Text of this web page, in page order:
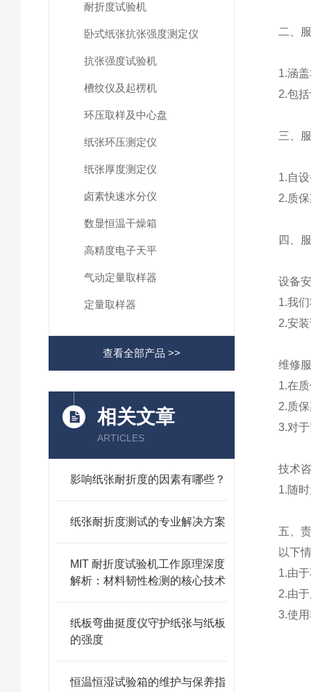
耐折度试验机
卧式纸张抗张强度测定仪
抗张强度试验机
槽纹仪及起楞机
环压取样及中心盘
纸张环压测定仪
纸张厚度测定仪
卤素快速水分仪
数显恒温干燥箱
高精度电子天平
气动定量取样器
定量取样器
查看全部产品 >>
相关文章
ARTICLES
影响纸张耐折度的因素有哪些？
纸张耐折度测试的专业解决方案
MIT 耐折度试验机工作原理深度
解析：材料韧性检测的核心技术
纸板弯曲挺度仪守护纸张与纸板
的强度
恒温恒湿试验箱的维护与保养指
二、
1.涵
2.包
三、
1.自
2.质
四、
设备
1.我
2.安
维修
1.在
2.质
3.对
技术
1.随
五、
以下
1.由
2.由
3.使